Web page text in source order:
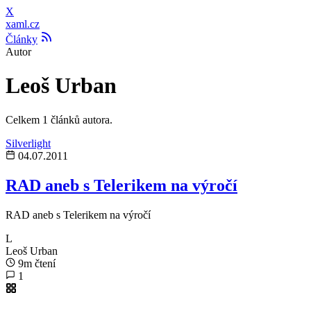
X
xaml.cz
Články
Autor
Leoš Urban
Celkem 1 článků autora.
Silverlight
04.07.2011
RAD aneb s Telerikem na výročí
RAD aneb s Telerikem na výročí
L
Leoš Urban
9m čtení
1